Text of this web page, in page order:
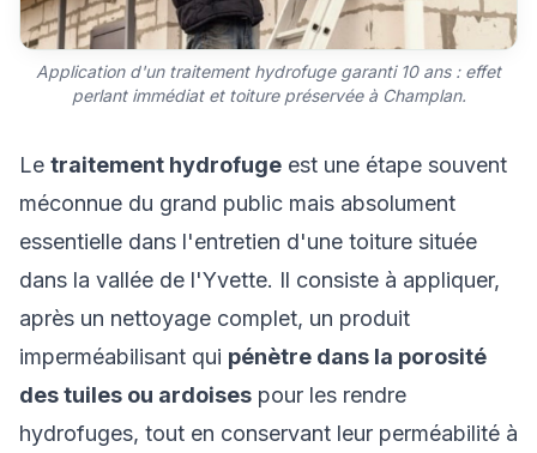
Application d'un traitement hydrofuge garanti 10 ans : effet
perlant immédiat et toiture préservée à Champlan.
Le traitement hydrofuge est une étape souvent
méconnue du grand public mais absolument
essentielle dans l'entretien d'une toiture située
dans la vallée de l'Yvette. Il consiste à appliquer,
après un nettoyage complet, un produit
imperméabilisant qui pénètre dans la porosité
des tuiles ou ardoises pour les rendre
hydrofuges, tout en conservant leur perméabilité à